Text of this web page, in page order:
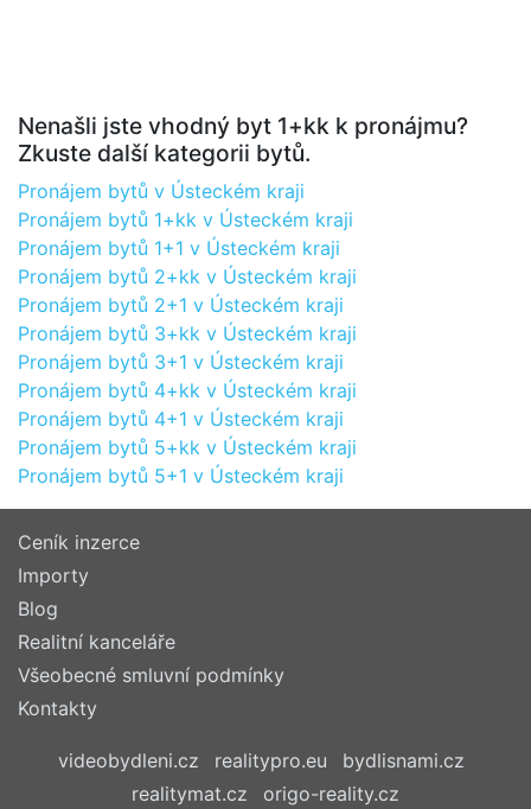
Nenašli jste vhodný byt 1+kk k pronájmu?
Zkuste další kategorii bytů.
Pronájem bytů v Ústeckém kraji
Pronájem bytů 1+kk v Ústeckém kraji
Pronájem bytů 1+1 v Ústeckém kraji
Pronájem bytů 2+kk v Ústeckém kraji
Pronájem bytů 2+1 v Ústeckém kraji
Pronájem bytů 3+kk v Ústeckém kraji
Pronájem bytů 3+1 v Ústeckém kraji
Pronájem bytů 4+kk v Ústeckém kraji
Pronájem bytů 4+1 v Ústeckém kraji
Pronájem bytů 5+kk v Ústeckém kraji
Pronájem bytů 5+1 v Ústeckém kraji
Ceník inzerce
Importy
Blog
Realitní kanceláře
Všeobecné smluvní podmínky
Kontakty
videobydleni.cz realitypro.eu
bydlisnami.cz
realitymat.cz
origo-reality.cz